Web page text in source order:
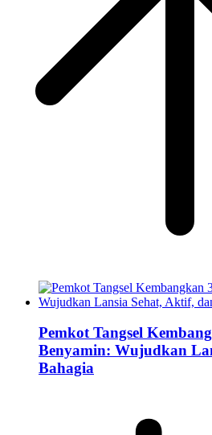
Pemkot Tangsel
Benyamin: Wujudkan
Bahagia